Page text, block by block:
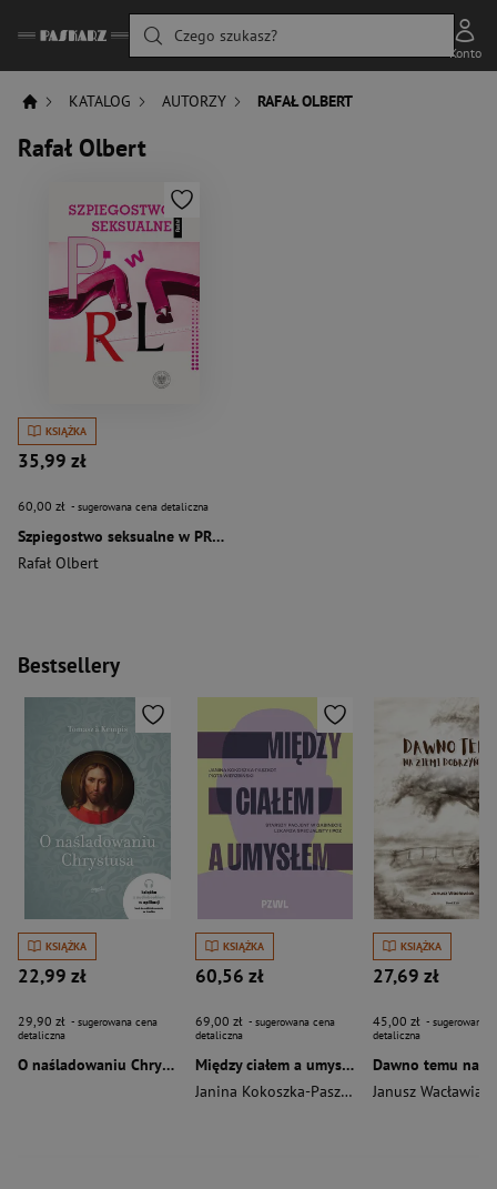
Czego szukasz?
Konto
KATALOG AUTORZY RAFAŁ OLBERT
Rafał Olbert
KSIĄŻKA
35,99 zł
60,00 zł - sugerowana cena detaliczna
Szpiegostwo seksualne w PRL. Wykorzystywanie materiałów kompromitujących do prób werbunku dyplomatów zagranicznych przez SB
Rafał Olbert
Bestsellery
KSIĄŻKA
22,99 zł
29,90 zł - sugerowana cena
detaliczna
O naśladowaniu Chrystusa wyd. 2026
KSIĄŻKA
60,56 zł
69,00 zł - sugerowana cena
detaliczna
Między ciałem a umysłem
Janina Kokoszka-Paszkot
Piotr Wierzbiński
KSIĄŻKA
27,69 zł
45,00 zł - sugerowana
detaliczna
Janusz Wacławiak